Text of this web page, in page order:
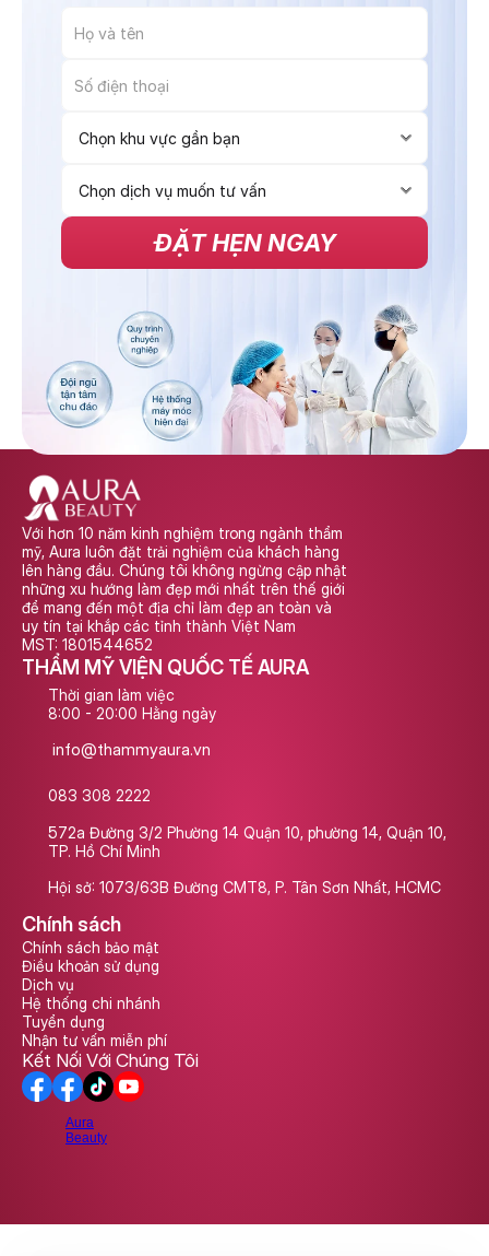
ĐẶT HẸN NGAY
Với hơn 10 năm kinh nghiệm trong ngành thẩm
mỹ, Aura luôn đặt trải nghiệm của khách hàng
lên hàng đầu. Chúng tôi không ngừng cập nhật
những xu hướng làm đẹp mới nhất trên thế giới
để mang đến một địa chỉ làm đẹp an toàn và
uy tín tại khắp các tỉnh thành Việt Nam
MST: 1801544652
THẨM MỸ VIỆN QUỐC TẾ AURA
Thời gian làm việc
8:00 - 20:00 Hằng ngày
info@thammyaura.vn
083 308 2222
572a Đường 3/2 Phường 14 Quận 10, phường 14, Quận 10,
TP. Hồ Chí Minh
Hội sở: 1073/63B Đường CMT8, P. Tân Sơn Nhất, HCMC
Chính sách
Chính sách bảo mật
Điều khoản sử dụng
Dịch vụ
Hệ thống chi nhánh
Tuyển dụng
Nhận tư vấn miễn phí
Kết Nối Với Chúng Tôi
Aura
Beauty